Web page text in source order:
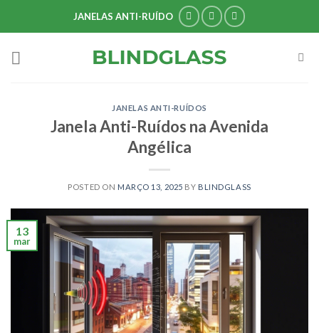
JANELAS ANTI-RUÍDO
JANELAS ANTI-RUÍDOS
Janela Anti-Ruídos na Avenida
Angélica
POSTED ON MARÇO 13, 2025 BY BLINDGLASS
13
mar